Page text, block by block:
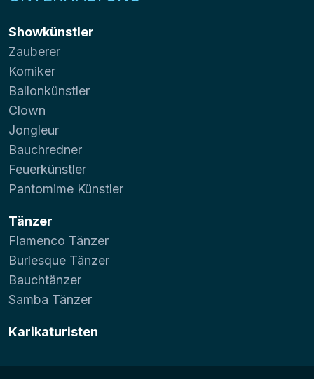
Showkünstler
Zauberer
Komiker
Ballonkünstler
Clown
Jongleur
Bauchredner
Feuerkünstler
Pantomime Künstler
Tänzer
Flamenco Tänzer
Burlesque Tänzer
Bauchtänzer
Samba Tänzer
Karikaturisten